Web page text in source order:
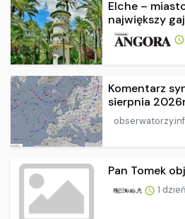
Elche –
największy
Komentarz
sierpnia
Pan Tomek
1